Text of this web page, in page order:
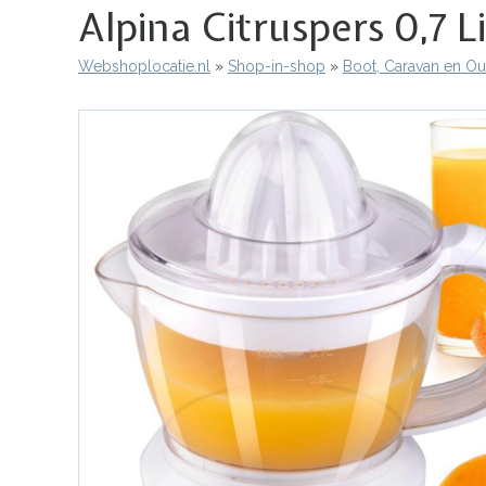
Alpina Citruspers 0,7
Kruimelpad
Webshoplocatie.nl Shop-in-shop Boot, Caravan en